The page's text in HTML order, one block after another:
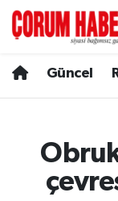
Güncel
Spor
Resmi
Alaca
Hava
Çorum
Trafik